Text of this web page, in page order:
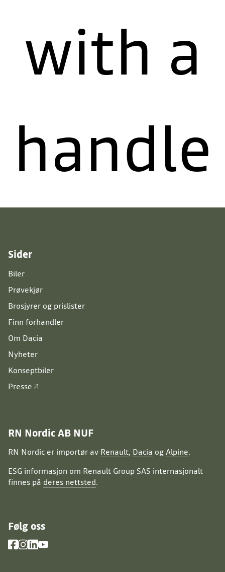
with a
handle
modals
RN Nordic AB NUF
RN Nordic er importør av Renault, Dacia ogAlpine.
ESG informasjon om Renault Group SAS internasjonalt
finnes på deres nettsted.
Sider
Biler
Prøvekjør
Brosjyrer og prislister
Finn forhandler
Om Dacia
Nyheter
Konseptbiler
Presse
Følg oss